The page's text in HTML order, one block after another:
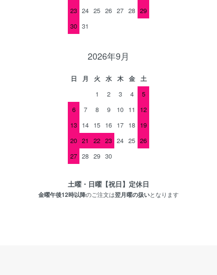
23 24 25 26 27 28 29
30 31
2026年9月
日 月 火 水 木 金
土
1
2 3 4
5
6
7 8 9 10 11
12
13 14 15 16 17 18 19
20 21 22 23 24 25 26
27 28 29 30
土曜・日曜【祝日】定休日
金曜午後12時以降のご注文は翌月曜の扱いとなります